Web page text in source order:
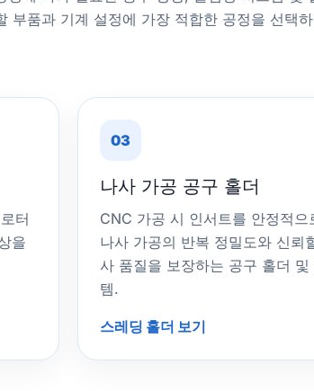
부품과 기계 설정에 가장 적합한 공정을 선택
터
을
03
나사 가공 공구 홀더
CNC 가공 시 인서트를 안정적으
나사 가공의 반복 정밀도와 신뢰
사 품질을 보장하는 공구 홀더 및
템.
스레딩 홀더 보기